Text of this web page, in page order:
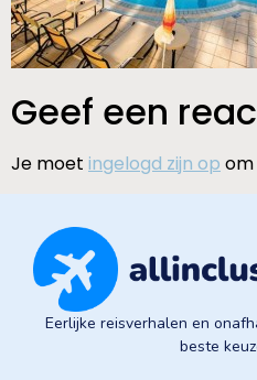
Geef een
Je moet ingelogd zijn op
Eerlijke reisverhalen en
beste